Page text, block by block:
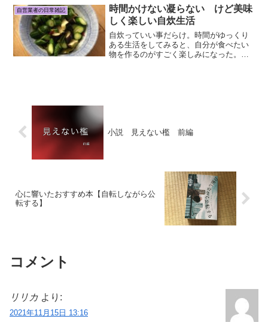
持ってない人は あまり人の役に立たない
から 社会にとって...
自営業者の日常雑記
時間かけない凝らない けど美味
しく楽しい自炊生活
自炊っていい事だらけ。時間がゆっくり
ある生活をしてみると、自分が食べたい
物を作るのがすごく楽しみになった。以
小説 見えない檻 前編
心に響いたおすすめ本【自転しながら公
転する】
コメント
リリカ より:
2021年11月15日 13:16